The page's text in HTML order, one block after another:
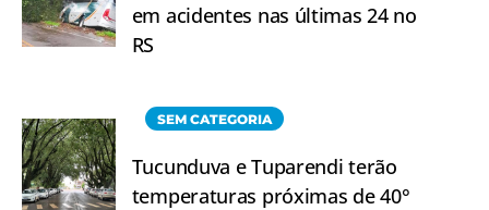
em acidentes nas últimas 24 no
RS
SEM CATEGORIA
Tucunduva e Tuparendi terão
temperaturas próximas de 40°